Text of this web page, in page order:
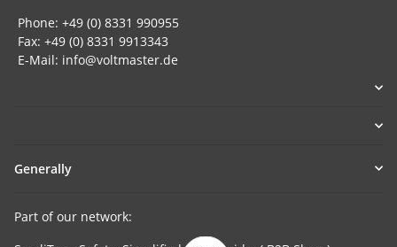
Phone: +49 (0) 8331 990955
Fax: +49 (0) 8331 9913343
E-Mail: info@voltmaster.de
Generally
Part of our network: